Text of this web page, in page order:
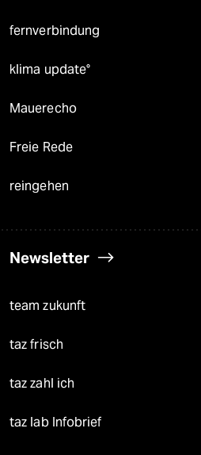
fernverbindung
klima update°
Mauerecho
Freie Rede
reingehen
Newsletter
team zukunft
taz frisch
taz zahl ich
taz lab Infobrief